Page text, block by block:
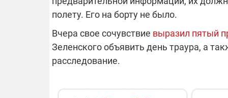
полету. Его на борту не было.
Вчера свое сочувствие выразил пятый
Зеленского объявить день траура, а
расследование.
08.09.2025
Dodge